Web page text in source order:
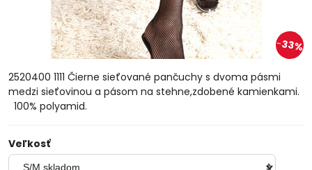
33%
2520400 1111 Čierne sieťované pančuchy s dvoma pásmi
medzi sieťovinou a pásom na stehne,zdobené kamienkami.
100% polyamid.
Veľkosť